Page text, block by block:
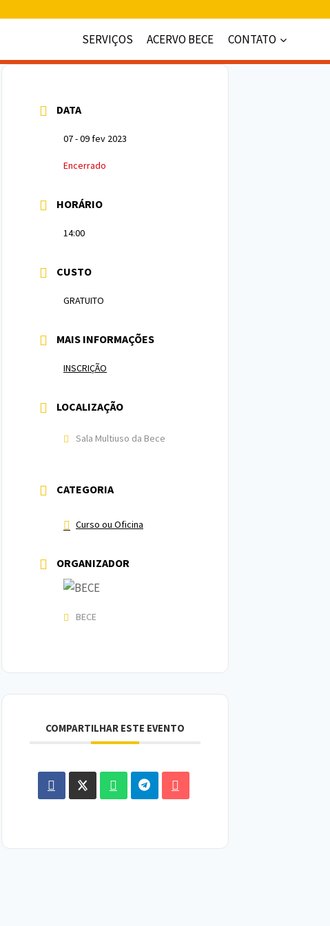
SERVIÇOS
ACERVO BECE CONTATO
DATA
07 - 09 fev 2023
Encerrado
HORÁRIO
14:00
CUSTO
GRATUITO
MAIS INFORMAÇÕES
INSCRIÇÃO
LOCALIZAÇÃO
Sala Multiuso da Bece
CATEGORIA
Curso ou Oficina
ORGANIZADOR
BECE
COMPARTILHAR ESTE EVENTO